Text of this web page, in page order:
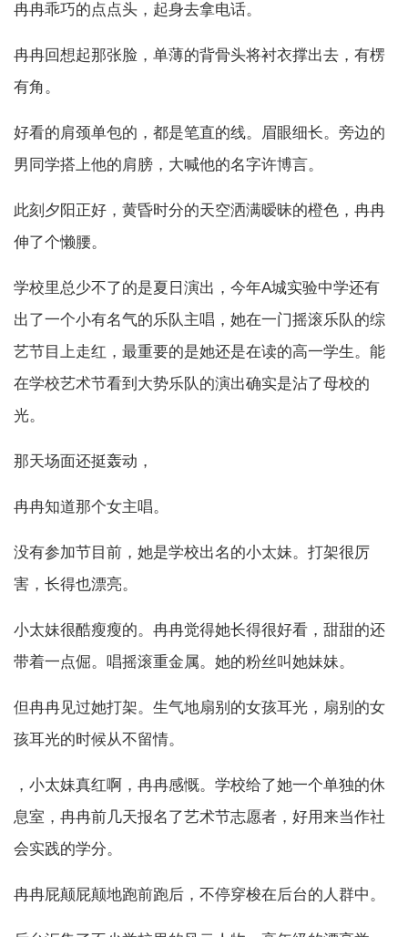
冉冉乖巧的点点头，起身去拿电话。
冉冉回想起那张脸，单薄的背骨头将衬衣撑出去，有楞
有角。
好看的肩颈单包的，都是笔直的线。眉眼细长。旁边的
男同学搭上他的肩膀，大喊他的名字许博言。
此刻夕阳正好，黄昏时分的天空洒满暧昧的橙色，冉冉
伸了个懒腰。
学校里总少不了的是夏日演出，今年A城实验中学还有
出了一个小有名气的乐队主唱，她在一门摇滚乐队的综
艺节目上走红，最重要的是她还是在读的高一学生。能
在学校艺术节看到大势乐队的演出确实是沾了母校的
光。
那天场面还挺轰动，
冉冉知道那个女主唱。
没有参加节目前，她是学校出名的小太妹。打架很厉
害，长得也漂亮。
小太妹很酷瘦瘦的。冉冉觉得她长得很好看，甜甜的还
带着一点倔。唱摇滚重金属。她的粉丝叫她妹妹。
但冉冉见过她打架。生气地扇别的女孩耳光，扇别的女
孩耳光的时候从不留情。
，小太妹真红啊，冉冉感慨。学校给了她一个单独的休
息室，冉冉前几天报名了艺术节志愿者，好用来当作社
会实践的学分。
冉冉屁颠屁颠地跑前跑后，不停穿梭在后台的人群中。